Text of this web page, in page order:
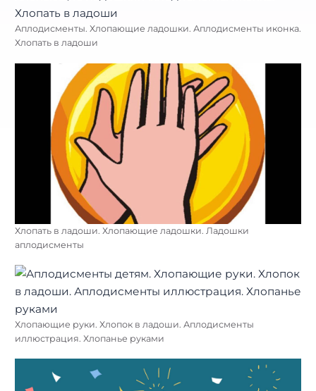
Аплодисменты. Хлопающие ладошки. Аплодисменты иконка.
Хлопать в ладоши
Хлопать в ладоши. Хлопающие ладошки. Ладошки
аплодисменты
Хлопающие руки. Хлопок в ладоши. Аплодисменты
иллюстрация. Хлопанье руками